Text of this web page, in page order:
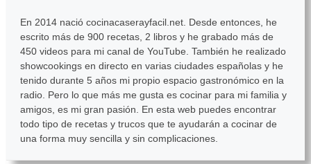
En 2014 nació cocinacaserayfacil.net. Desde entonces, he
escrito más de 900 recetas, 2 libros y he grabado más de
450 videos para mi canal de YouTube. También he realizado
showcookings en directo en varias ciudades españolas y he
tenido durante 5 años mi propio espacio gastronómico en la
radio. Pero lo que más me gusta es cocinar para mi familia y
amigos, es mi gran pasión. En esta web puedes encontrar
todo tipo de recetas y trucos que te ayudarán a cocinar de
una forma muy sencilla y sin complicaciones.